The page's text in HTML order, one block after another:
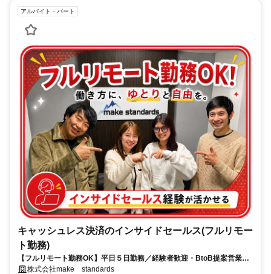
アルバイト・パート
キャッシュレス決済のインサイドセールス(フルリモー
ト勤務)
【フルリモート勤務OK】平日５日勤務／経験者歓迎・BtoB提案営業で
スキルアップ
株式会社make standards